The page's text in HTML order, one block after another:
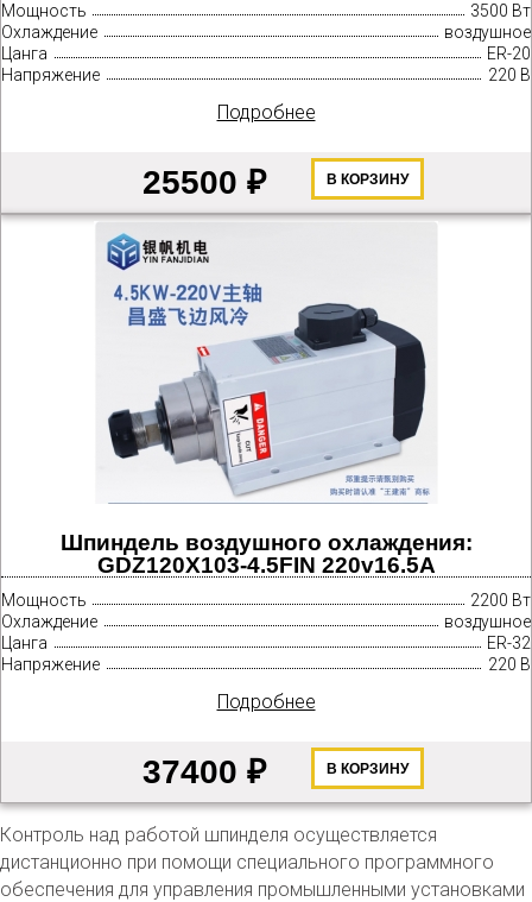
Мощность
3500 Вт
Охлаждение
воздушное
Цанга
ER-20
Напряжение
220 В
Подробнее
25500 ₽ В КОРЗИНУ
Шпиндель воздушного охлаждения:
GDZ120X103-4.5FIN 220v16.5A
Мощность
2200 Вт
Охлаждение
воздушное
Цанга
ER-32
Напряжение
220 В
Подробнее
37400 ₽ В КОРЗИНУ
Контроль над работой шпинделя осуществляется
дистанционно при помощи специального программного
обеспечения для управления промышленными установками